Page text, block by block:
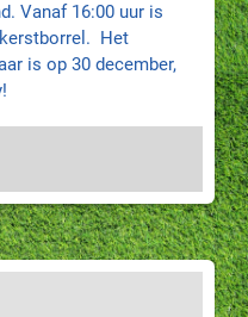
Vanaf 16:00 uur is
Het
is op 30 december,